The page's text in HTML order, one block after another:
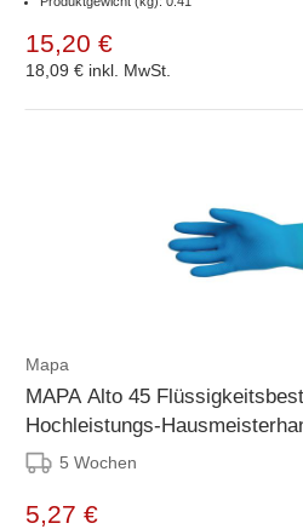
15,20 €
18,09 € inkl. MwSt.
Mapa
MAPA Alto 45
Hochleistungs-
Gelb Medium
5 Wochen
5,27 €